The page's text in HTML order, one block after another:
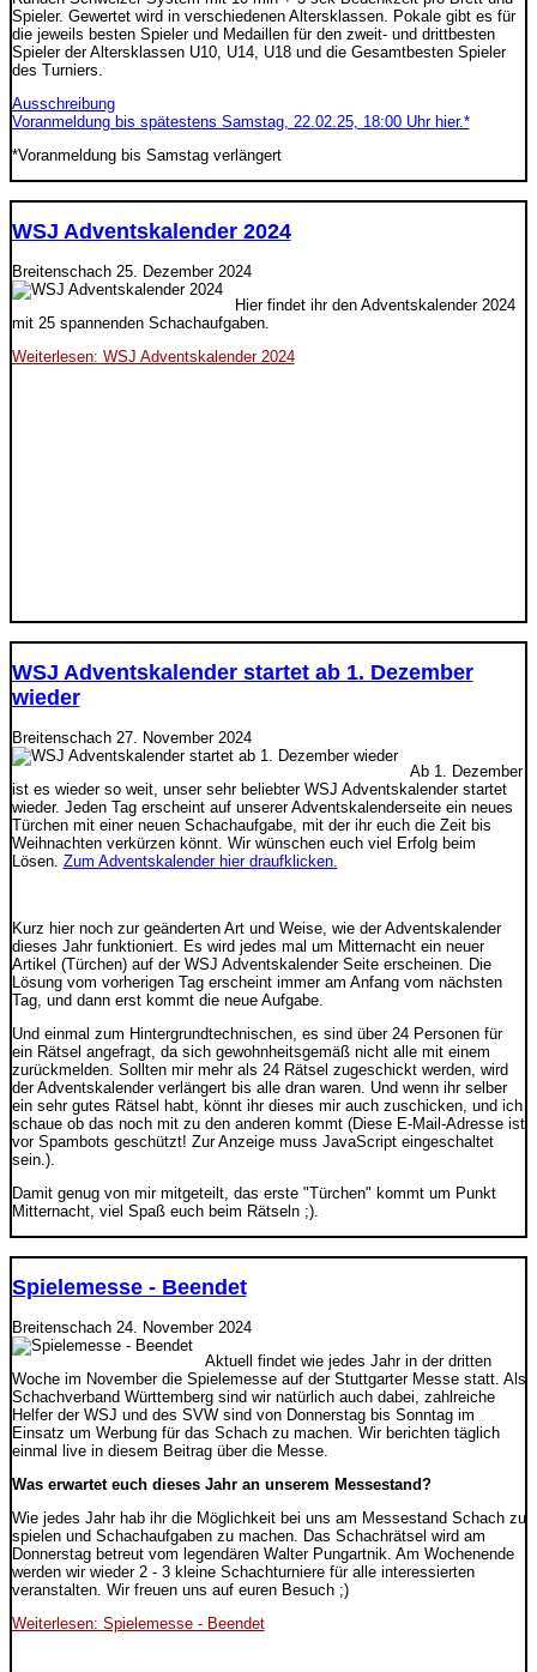
Spieler. Gewertet wird in verschiedenen Altersklassen. Pokale gibt es für
die jeweils besten Spieler und Medaillen für den zweit- und drittbesten
Spieler der Altersklassen U10, U14, U18 und die Gesamtbesten Spieler
des Turniers.
Ausschreibung
Voranmeldung bis spätestens Samstag, 22.02.25, 18:00 Uhr hier.*
*Voranmeldung bis Samstag verlängert
WSJ Adventskalender 2024
Breitenschach 25. Dezember 2024
Hier findet ihr den Adventskalender 2024
mit 25 spannenden Schachaufgaben.
Weiterlesen: WSJ Adventskalender 2024
WSJ Adventskalender startet ab 1. Dezember
wieder
Breitenschach 27. November 2024
Ab 1. Dezember
ist es wieder so weit, unser sehr beliebter WSJ Adventskalender startet
wieder. Jeden Tag erscheint auf unserer Adventskalenderseite ein neues
Türchen mit einer neuen Schachaufgabe, mit der ihr euch die Zeit bis
Weihnachten verkürzen könnt. Wir wünschen euch viel Erfolg beim
Lösen. Zum Adventskalender hier draufklicken.
Kurz hier noch zur geänderten Art und Weise, wie der Adventskalender
dieses Jahr funktioniert. Es wird jedes mal um Mitternacht ein neuer
Artikel (Türchen) auf der WSJ Adventskalender Seite erscheinen. Die
Lösung vom vorherigen Tag erscheint immer am Anfang vom nächsten
Tag, und dann erst kommt die neue Aufgabe.
Und einmal zum Hintergrundtechnischen, es sind über 24 Personen für
ein Rätsel angefragt, da sich gewohnheitsgemäß nicht alle mit einem
zurückmelden. Sollten mir mehr als 24 Rätsel zugeschickt werden, wird
der Adventskalender verlängert bis alle dran waren. Und wenn ihr selber
ein sehr gutes Rätsel habt, könnt ihr dieses mir auch zuschicken, und ich
schaue ob das noch mit zu den anderen kommt (Diese E-Mail-Adresse ist
vor Spambots geschützt! Zur Anzeige muss JavaScript eingeschaltet
sein.).
Damit genug von mir mitgeteilt, das erste "Türchen" kommt um Punkt
Mitternacht, viel Spaß euch beim Rätseln ;).
Spielemesse - Beendet
Breitenschach 24. November 2024
Aktuell findet wie jedes Jahr in der dritten
Woche im November die Spielemesse auf der Stuttgarter Messe statt. Als
Schachverband Württemberg sind wir natürlich auch dabei, zahlreiche
Helfer der WSJ und des SVW sind von Donnerstag bis Sonntag im
Einsatz um Werbung für das Schach zu machen. Wir berichten täglich
einmal live in diesem Beitrag über die Messe.
Was erwartet euch dieses Jahr an unserem Messestand?
Wie jedes Jahr hab ihr die Möglichkeit bei uns am Messestand Schach zu
spielen und Schachaufgaben zu machen. Das Schachrätsel wird am
Donnerstag betreut vom legendären Walter Pungartnik. Am Wochenende
werden wir wieder 2 - 3 kleine Schachturniere für alle interessierten
veranstalten. Wir freuen uns auf euren Besuch ;)
Weiterlesen: Spielemesse - Beendet